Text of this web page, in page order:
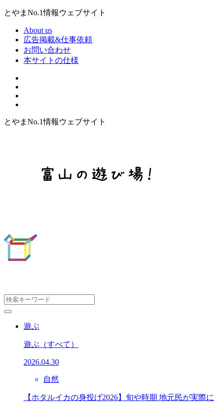
とやまNo.1情報ウェブサイト
About us
広告掲載&仕事依頼
お問い合わせ
本サイトの仕様
とやまNo.1情報ウェブサイト
遊ぶ
遊ぶ （すべて）
2026.04.30
自然
【ホタルイカの身投げ2026】旬や時期 地元民が実際に